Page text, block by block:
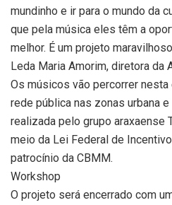
mundinho e ir para o mundo da
que pela música eles têm a
melhor. É um projeto
Leda Maria Amorim, diretora da
Os músicos vão percorrer
rede pública nas zonas urbana e
realizada pelo grupo araxaense
meio da Lei Federal de
patrocínio da CBMM.
Workshop
O projeto será encerrado com